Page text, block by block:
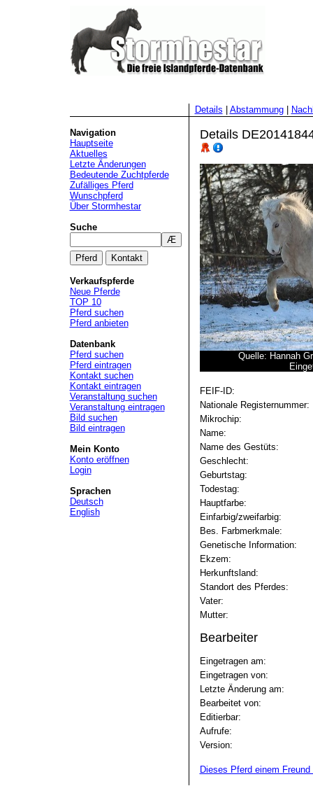
Details Abstammung|
Navigation
Hauptseite
Aktuelles
Letzte Änderungen
Bedeutende Zuchtpferde
Zufälliges Pferd
Wunschpferd
Über Stormhestar
Suche
Verkaufspferde
Neue Pferde
TOP 10
Pferd suchen
Pferd anbieten
Datenbank
Pferd suchen
Pferd eintragen
Kontakt suchen
Kontakt eintragen
Veranstaltung suchen
Veranstaltung eintragen
Bild suchen
Bild eintragen
Mein Konto
Konto eröffnen
Login
Sprachen
Deutsch
English
Details
Quelle: Hannah
FEIF-ID:
Nationale Registernummer:
Mikrochip:
Name:
Name des Gestüts:
Geschlecht:
Geburtstag:
Todestag:
Hauptfarbe:
Einfarbig/zweifarbig:
Bes. Farbmerkmale:
Genetische Information:
Ekzem:
Herkunftsland:
Standort des Pferdes:
Vater:
Mutter:
Bearbeiter
Eingetragen am:
Eingetragen von:
Letzte Änderung am:
Bearbeitet von:
Editierbar:
Aufrufe:
Version:
Dieses Pferd einem